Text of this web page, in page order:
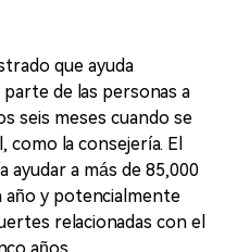
que ayuda
de las personas a
seis meses cuando se
la consejería. El
a más de 85,000
año y potencialmente
relacionadas con el